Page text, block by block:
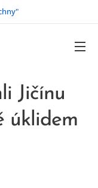
Jičínu
úklidem